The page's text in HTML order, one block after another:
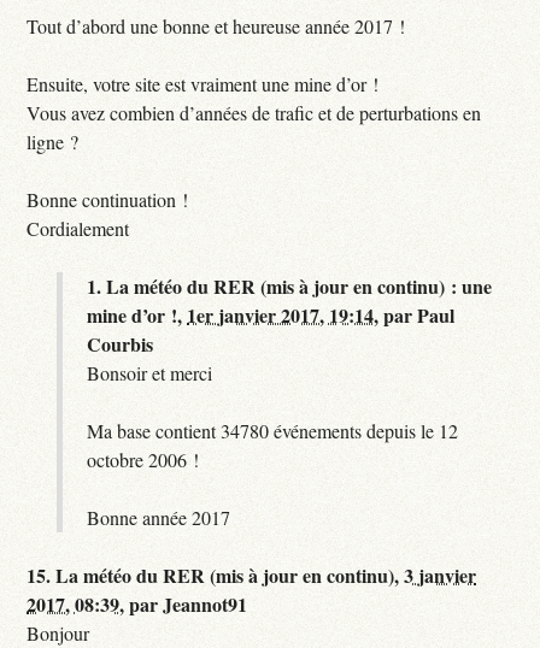
Tout d’abord une bonne et heureuse année 2017 !
Ensuite, votre site est vraiment une mine d’or !
Vous avez combien d’années de trafic et de perturbations en
ligne ?
Bonne continuation !
Cordialement
1.La météo du RER (mis à jour en continu) : une
mine d’or !, 1er janvier 2017, 19:14,parPaul
Courbis
Bonsoir et merci
Ma base contient 34780 événements depuis le 12
octobre 2006 !
Bonne année 2017
15.La météo du RER (mis à jour en continu),3 janvier
2017, 08:39,parJeannot91
Bonjour